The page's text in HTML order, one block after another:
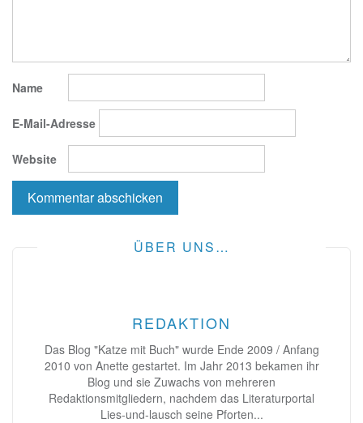
Name
E-Mail-Adresse
Website
ÜBER UNS…
REDAKTION
Das Blog "Katze mit Buch" wurde Ende 2009 / Anfang
2010 von Anette gestartet. Im Jahr 2013 bekamen ihr
Blog und sie Zuwachs von mehreren
Redaktionsmitgliedern, nachdem das Literaturportal
Lies-und-lausch seine Pforten...